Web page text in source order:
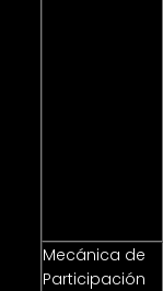
Mecánica de
Participación